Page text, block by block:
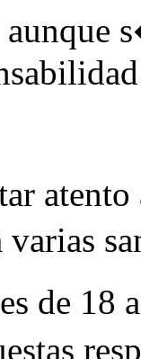
varias
de